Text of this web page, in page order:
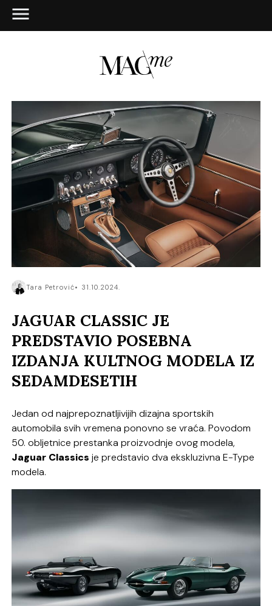
Tara Petrović 31.10.2024.
JAGUAR CLASSIC JE
PREDSTAVIO POSEBNA
IZDANJA KULTNOG MODELA IZ
SEDAMDESETIH
Jedan od najprepoznatljivijih dizajna sportskih
automobila svih vremena ponovno se vraća. Povodom
50. obljetnice prestanka proizvodnje ovog modela,
Jaguar Classics je predstavio dva ekskluzivna E-Type
modela.